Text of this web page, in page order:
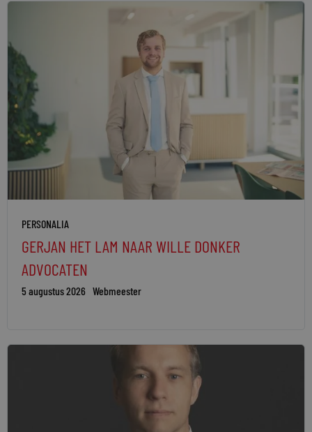
PERSONALIA
GERJAN HET LAM NAAR WILLE DONKER
ADVOCATEN
5 augustus 2026 Webmeester